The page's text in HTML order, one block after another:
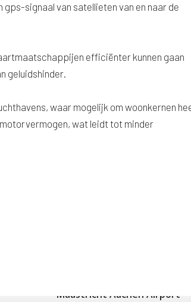
signaal van satellieten van en naar de
efficiënter kunnen gaan
geluidshinder.
waar mogelijk om woonkernen
wat leidt tot minder
Maastricht Aachen Airport